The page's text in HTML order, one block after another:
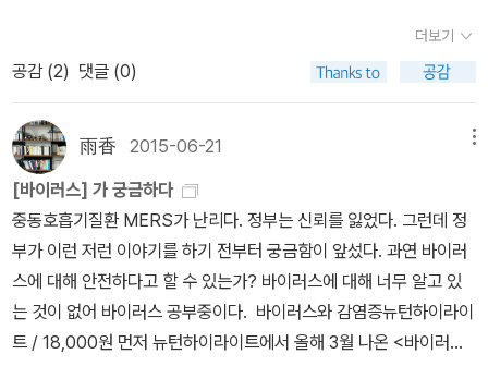
머가 지도교수였다고 밝히고 있다. 대중과학서로 잘 알려진 저자이고
국내에도 여러 권의 책이 번역돼 있다. 사제 간의 필력 대결도 기대해
유행 초기 스페인에서 사망자가 대량 발생했기 때문이다. 그래서 스
페인 독감은 중세의 흑사병보다 더 무섭다고 했다. 8개로 이루어진
바이러스 유전자가 불안정한 구조여서 매년 변종이 나타나기 때문에
독감을 가장 효율적으로 예방할 수 있는 유일한 방법은 백신 접종이
다. 예방주사의 효력이 1년밖에 지속이 안 되므로 매년 접종을 받아야
한다. 독감은 치료제가 있는 반면, 감기는 아직 치료제가 없어 환자들
을 더욱 곤혹스럽게 한다. 환자들은 그럴 때마다 습관적으로 약물을
복용하려는 경향이 강하다. 하지만 이는 바람직스럽지 못한 습관이라
고 전문가들은 지적한다. 일반적으로 약국에서 판매되는 종합감기약
에는 항히스타민제, 혈관수축제, 해열제 등 각종 약물이 들어 있는데
이는 어디까지나 증상을 완화하는 것일 뿐 근본적인 치료제가 아니기
다. 그 대신 노인과 면역체계가 약한 사람에게는 치명적이다. 이들을
의학적으로 '면역기능이 저하된 사람'이라고 한다. (37쪽)웨스트나일
바이러스는 새로운 질병이 발생했다는 사실을 인식하기까지 우리가
가장 중요한 점을 간과했다는 사실을 잘 보여주었다. 다시 말해 병원
균이 동물원성 감염증인데도 이 부분을 놓치기 쉽다는 말이다. ... ...
웨스트나일바이러스와 같은 동물원성 감염증에 대해 두가지 사실을
명심해야 한다. 첫째, 인간을 매개로 하지 않고도 번식하므로 감염되
면 매우 치명적일 수 있다. 둘째, 질병이 인간에게 전이되면 우리 근처
에 서식하는 동물을 대상으로 경계체계를 유지해야 한다. (45쪽, 바
이러스습격사건/앨런 젤리코프/알마) 이 바이러스는 처음에 새의
피부에 있는 세포에 침입한다. 본래 이 병원체를 방어해야 하는 면역
더보기
공감 (2) 댓글 (0)
雨香 2015-06-21
[바이러스] 가 궁금하다
중동호흡기질환 MERS가 난리다. 정부는 신뢰를 잃었다. 그런데 정
부가 이런 저런 이야기를 하기 전부터 궁금함이 앞섰다. 과연 바이러
스에 대해 안전하다고 할 수 있는가? 바이러스에 대해 너무 알고 있
는 것이 없어 바이러스 공부중이다. 바이러스와 감염증뉴턴하이라이
트 / 18,000원 먼저 뉴턴하이라이트에서 올해 3월 나온 <바이러스